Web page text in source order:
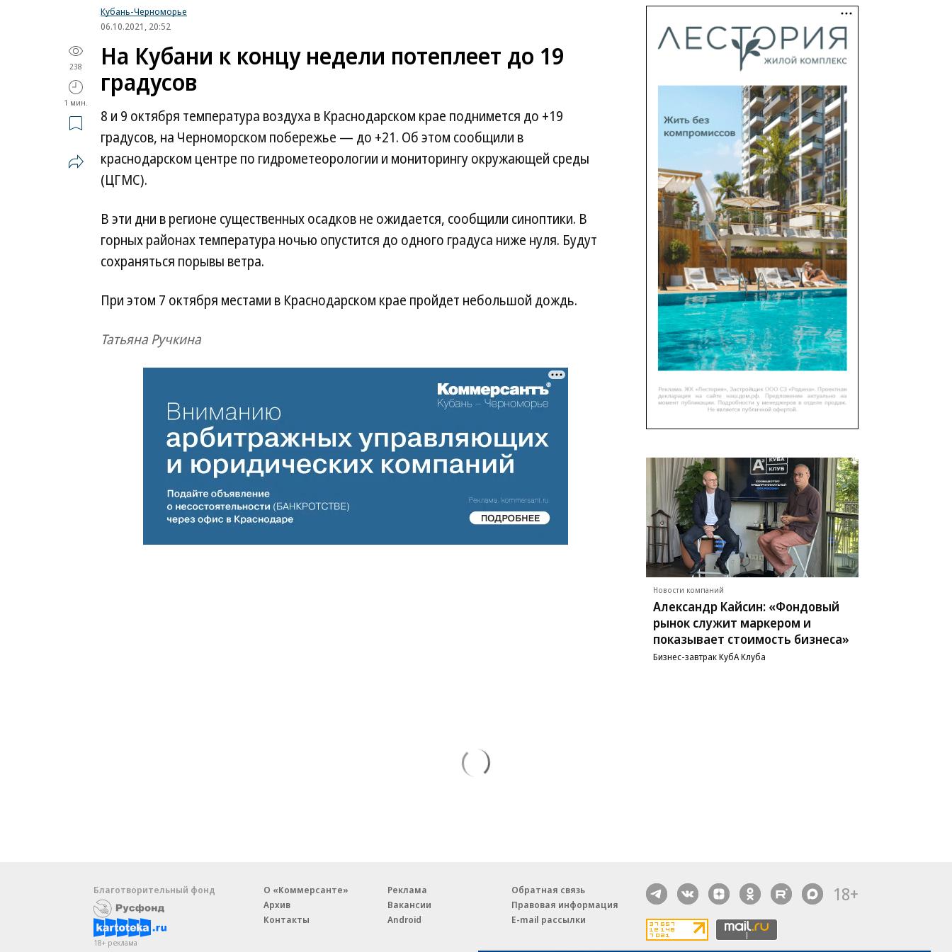
Кубань-Черноморье
06.10.2021, 20:52
238
1 мин.
На Кубани к концу недели потеплеет до 19
градусов
8 и 9 октября температура воздуха в Краснодарском крае поднимется до +19
градусов, на Черноморском побережье — до +21. Об этом сообщили в
краснодарском центре по гидрометеорологии и мониторингу окружающей среды
(ЦГМС).
В эти дни в регионе существенных осадков не ожидается, сообщили синоптики. В
горных районах температура ночью опустится до одного градуса ниже нуля. Будут
сохраняться порывы ветра.
При этом 7 октября местами в Краснодарском крае пройдет небольшой дождь.
Татьяна Ручкина
Новости компаний
Александр Кайсин: «Фондовый
рынок служит маркером и
показывает стоимость бизнеса»
Бизнес-завтрак КубА Клуба
Благотворительный фонд
18+ реклама
О «Коммерсанте»
Архив
Контакты
Реклама
Вакансии
Android
Обратная связь
Правовая информация
E-mail рассылки
18+